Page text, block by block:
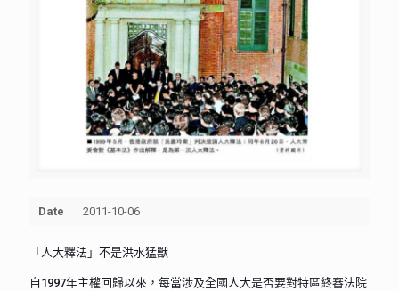
Date 2011-10-06
「人大釋法」不是洪水猛獸
自1997年主權回歸以來，每當涉及全國人大是否要對特區終審法院